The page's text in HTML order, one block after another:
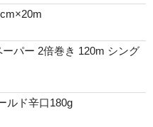
パー 2倍巻き 120m シング
ルド辛口180g